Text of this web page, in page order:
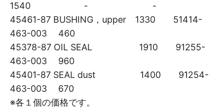
1540 - -
45461-87 BUSHING，upper 1330 51414-
463-003 460
45378-87 OIL SEAL 1910 91255-
463-003 960
45401-87 SEAL dust 1400 91254-
463-003 670
※各１個の価格です。